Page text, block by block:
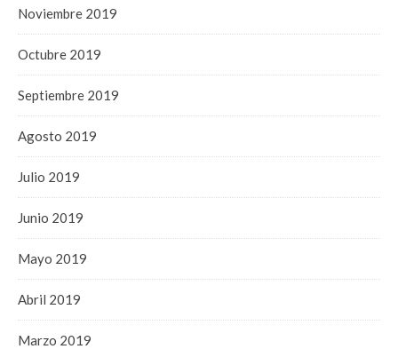
Noviembre 2019
Octubre 2019
Septiembre 2019
Agosto 2019
Julio 2019
Junio 2019
Mayo 2019
Abril 2019
Marzo 2019